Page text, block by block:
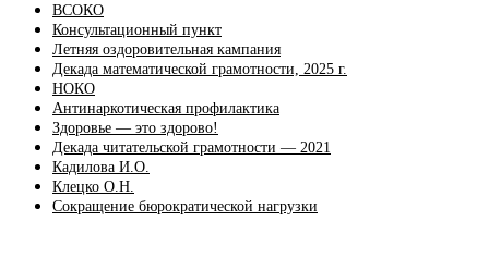
ВСОКО
Консультационный пункт
Летняя оздоровительная кампания
Декада математической грамотности, 2025 г.
НОКО
Антинаркотическая профилактика
Здоровье — это здорово!
Декада читательской грамотности — 2021
Кадилова И.О.
Клецко О.Н.
Сокращение бюрократической нагрузки